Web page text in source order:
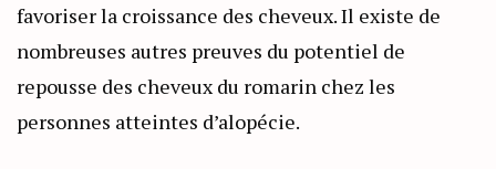
favoriser la croissance des cheveux. Il existe de
nombreuses autres preuves du potentiel de
repousse des cheveux du romarin chez les
personnes atteintes d’alopécie.